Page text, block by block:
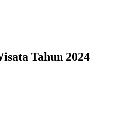
Tahun 2024